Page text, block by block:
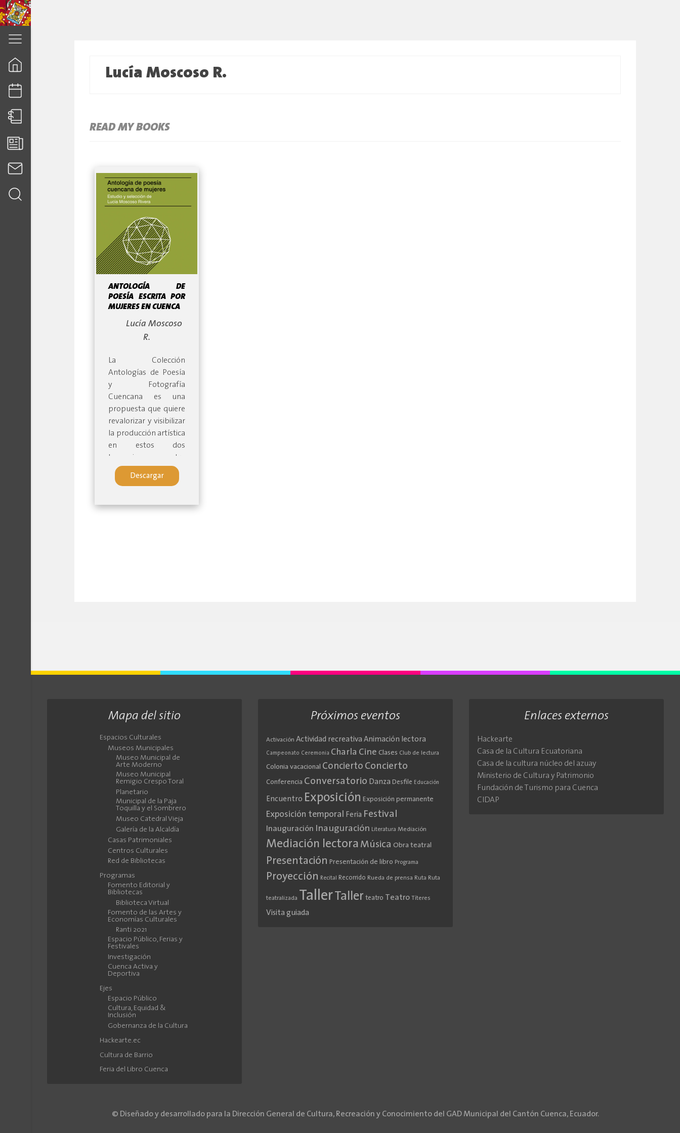
Lucía Moscoso R.
READ MY BOOKS
ANTOLOGÍA DE
POESÍA ESCRITA POR
MUJERES EN CUENCA
Lucía Moscoso
R.
La Colección
Antologías de Poesía
y Fotografía
Cuencana es una
propuesta que quiere
revalorizar y visibilizar
la producción artística
en estos dos
lenguajes y en nuestra
ciudad, en sus poco
más de dos siglos de
tomos: Antología de
de fotografía
hojas de ruta para
comprender la
trayectoria de las
letras y la imagen
gestados en estas
tierras, sus picos más
elevados y los
diálogos, puntos de
encuentro o de
distancia que los
discursos que han
generado construyen
para constituirse en
y fotográfica. De esta
manera, la Dirección
General de Cultura,
Recreación y
Conocimiento del
GAD Municipal de
Cuenca, a través de su
Proyecto Casa
Editorial y en
coedición con la
Universidad del Azuay
y su Casa Editora,
ponen a disposición
del público esta
Colección que quiere
ser detonadora de
la certeza de que la
Descargar
Mapa del sitio
Espacios Culturales
Museos Municipales
Museo Municipal de
Arte Moderno
Museo Municipal
Remigio Crespo Toral
Planetario
Municipal de la Paja
Toquilla y el Sombrero
Museo Catedral Vieja
Galería de la Alcaldía
Casas Patrimoniales
Centros Culturales
Red de Bibliotecas
Programas
Fomento Editorial y
Bibliotecas
Biblioteca Virtual
Fomento de las Artes y
Economías Culturales
Ranti 2021
Espacio Público, Ferias y
Festivales
Investigación
Cuenca Activa y
Deportiva
Ejes
Espacio Público
Cultura, Equidad &
Inclusión
Gobernanza de la Cultura
Hackearte.ec
Cultura de Barrio
Feria del Libro Cuenca
Próximos eventos
Activación Actividad recreativa Animación lectora
Campeonato Ceremonia Charla Cine Clases Club de lectura
Colonia vacacional Concierto Concierto
Conferencia Conversatorio Danza Desfile Educación
Encuentro Exposición Exposición permanente
Exposición temporal Feria Festival
Inauguración Inauguración Literatura Mediación
Mediación lectora Música Obra teatral
Presentación Presentación de libro Programa
Proyección Recital Recorrido Rueda de prensa Ruta Ruta
teatralizada Taller Taller teatro Teatro Títeres
Visita guiada
Enlaces externos
Hackearte
Casa de la Cultura Ecuatoriana
Casa de la cultura núcleo del azuay
Ministerio de Cultura y Patrimonio
Fundación de Turismo para Cuenca
CIDAP
© Diseñado y desarrollado para la Dirección General de Cultura, Recreación y Conocimiento del GAD Municipal del Cantón Cuenca, Ecuador.